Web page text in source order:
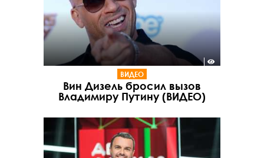
ВИДЕО
Вин Дизель бросил вызов
Владимиру Путину (ВИДЕО)